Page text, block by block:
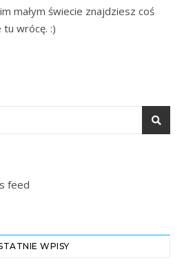
małym świecie znajdziesz coś
tu wrócę. :)
feed
WPISY